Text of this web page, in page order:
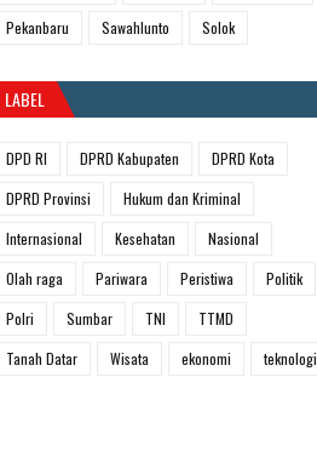
Pekanbaru
Sawahlunto Solok
LABEL
DPD RI DPRD Kabupaten
DPRD Kota
DPRD Provinsi
Hukum dan Kriminal
Internasional
Kesehatan
Nasional
Olah raga
Pariwara Peristiwa
Politik
Polri
Sumbar TNI
TTMD
Tanah Datar
Wisata ekonomi teknologi